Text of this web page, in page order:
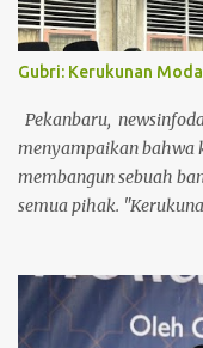
Gubri: Kerukunan
Pekanbaru,
menyampaikan bahwa
membangun sebuah
semua pihak.
Gubri saat menghadiri
Forum Kerukunan